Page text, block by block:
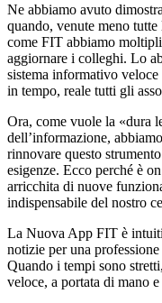
Ne abbiamo avuto
quando, venute meno
come FIT abbiamo
aggiornare i colleghi. Lo
sistema informativo
in tempo, reale tutti gli
Ora, come vuole la «dura
dell’informazione,
rinnovare questo
esigenze. Ecco perché è
arricchita di nuove
indispensabile del nostro
La Nuova App FIT è
notizie per una
Quando i tempi sono
veloce, a portata di mano